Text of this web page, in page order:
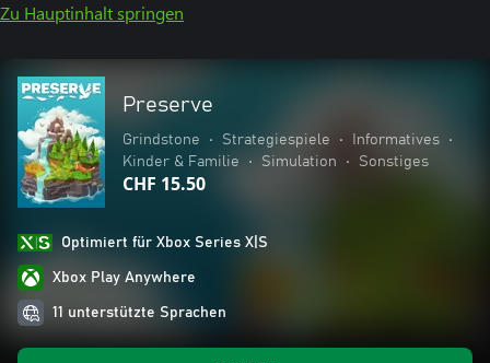
Zu Hauptinhalt springen
Preserve
Grindstone • Strategiespiele • Informatives
•
Kinder & Familie
• Simulation • Sonstiges
CHF 15.50
Optimiert für Xbox Series X|S
Xbox Play Anywhere
11 unterstützte Sprachen